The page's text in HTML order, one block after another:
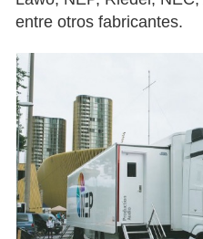
entre otros fabricantes.